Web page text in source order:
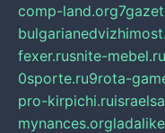
comp-land.org
fexer.rusnite-mebel.ru
0sporte.ru9rota-
pro-kirpichi.ru
mynances.org